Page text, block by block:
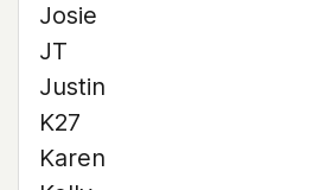
Josie
JT
Justin
K27
Karen